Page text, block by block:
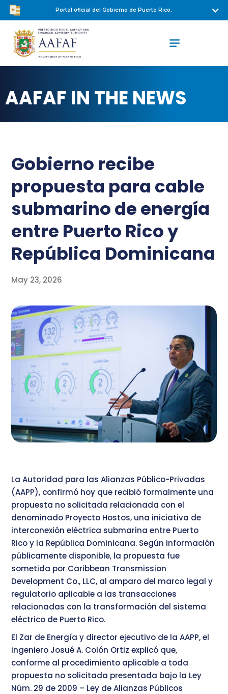
Portal oficial del Gobierno de Puerto Rico.
AAFAF IN THE NEWS
Gobierno recibe
propuesta para cable
submarino de energía
entre Puerto Rico y
República Dominicana
May 23, 2026
La Autoridad para las Alianzas Público-Privadas
(AAPP), confirmó hoy que recibió formalmente una
propuesta no solicitada relacionada con el
denominado Proyecto Hostos, una iniciativa de
interconexión eléctrica submarina entre Puerto
Rico y la República Dominicana. Según información
públicamente disponible, la propuesta fue
sometida por Caribbean Transmission
Development Co., LLC, al amparo del marco legal y
regulatorio aplicable a las transacciones
relacionadas con la transformación del sistema
eléctrico de Puerto Rico.
El Zar de Energía y director ejecutivo de la AAPP, el
ingeniero Josué A. Colón Ortiz explicó que,
conforme al procedimiento aplicable a toda
propuesta no solicitada presentada bajo la Ley
Núm. 29 de 2009 – Ley de Alianzas Públicos